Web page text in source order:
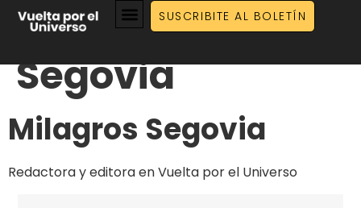
SUSCRIBITE AL BOLETÍN
Milagros
Segovia
Milagros Segovia
Redactora y editora en Vuelta por el Universo